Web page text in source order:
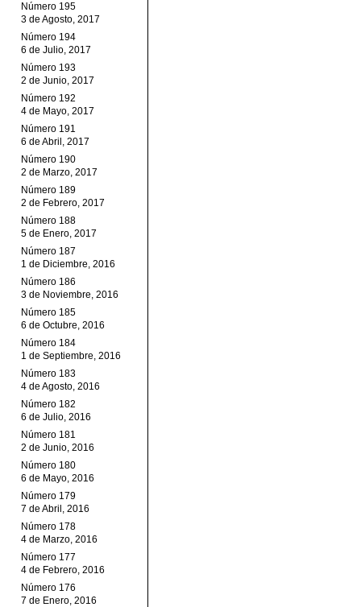
Número 195
3 de Agosto, 2017
Número 194
6 de Julio, 2017
Número 193
2 de Junio, 2017
Número 192
4 de Mayo, 2017
Número 191
6 de Abril, 2017
Número 190
2 de Marzo, 2017
Número 189
2 de Febrero, 2017
Número 188
5 de Enero, 2017
Número 187
1 de Diciembre, 2016
Número 186
3 de Noviembre, 2016
Número 185
6 de Octubre, 2016
Número 184
1 de Septiembre, 2016
Número 183
4 de Agosto, 2016
Número 182
6 de Julio, 2016
Número 181
2 de Junio, 2016
Número 180
6 de Mayo, 2016
Número 179
7 de Abril, 2016
Número 178
4 de Marzo, 2016
Número 177
4 de Febrero, 2016
Número 176
7 de Enero, 2016